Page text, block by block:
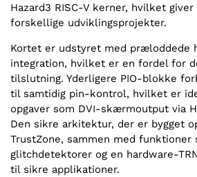
Hazard3 RISC-V kerner, hvilket
forskellige udviklingsprojekter.
Kortet er udstyret med præloddede
integration, hvilket er en fordel for
tilslutning. Yderligere PIO-blokke
til samtidig pin-kontrol, hvilket er
opgaver som DVI-skærmoutput via
Den sikre arkitektur, der er bygget
TrustZone, sammen med funktioner
glitchdetektorer og en hardware-
til sikre applikationer.